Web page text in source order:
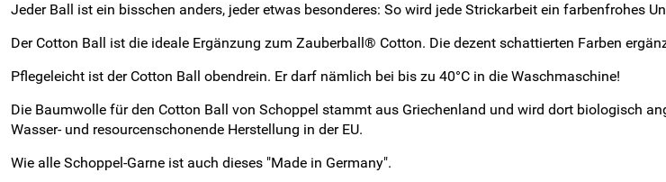
Jeder Ball ist ein bisschen anders, jeder etwas besonderes: So wird jede Strickarbeit ein farbenfrohes
Der Cotton Ball ist die ideale Ergänzung zum Zauberball® Cotton. Die dezent schattierten Farben
Pflegeleicht ist der Cotton Ball obendrein. Er darf nämlich bei bis zu 40°C in die Waschmaschine!
Die Baumwolle für den Cotton Ball von Schoppel stammt aus Griechenland und wird dort biologisch
Wasser- und resourcenschonende Herstellung in der EU.
Wie alle Schoppel-Garne ist auch dieses "Made in Germany".